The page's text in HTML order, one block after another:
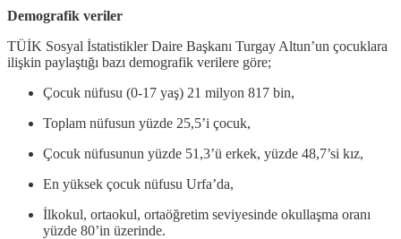
Demografik veriler
TÜİK Sosyal İstatistikler Daire Başkanı Turgay Altun’un çocuklara
ilişkin paylaştığı bazı demografik verilere göre;
Çocuk nüfusu (0-17 yaş) 21 milyon 817 bin,
Toplam nüfusun yüzde 25,5’i çocuk,
Çocuk nüfusunun yüzde 51,3’ü erkek, yüzde 48,7’si kız,
En yüksek çocuk nüfusu Urfa’da,
İlkokul, ortaokul, ortaöğretim seviyesinde okullaşma oranı
yüzde 80’in üzerinde.